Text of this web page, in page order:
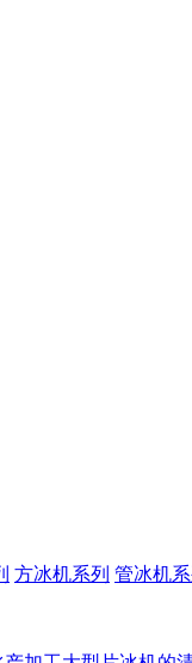
方冰机系列 管冰机系